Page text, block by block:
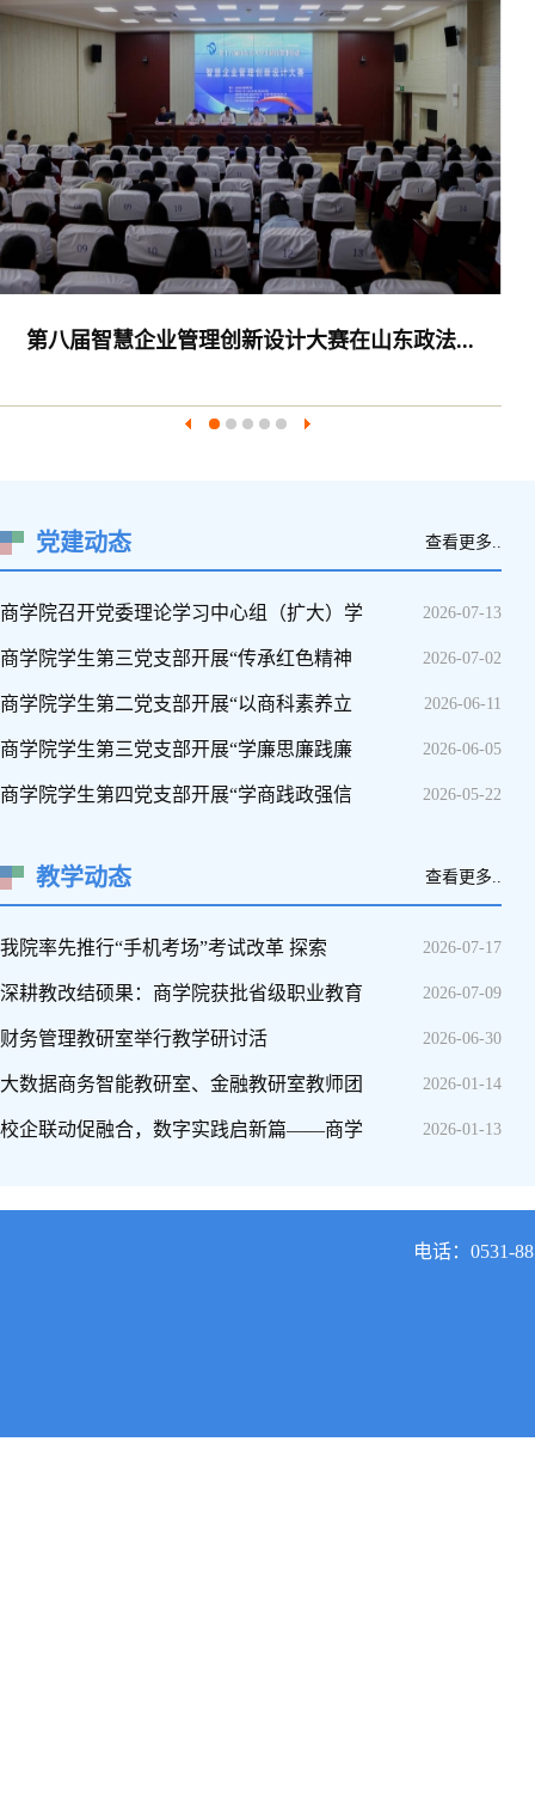
第八届智慧企业管理创新设计大赛在山东政法...
党建动态 查看更多..
2026-07-13
商学院召开党委理论学习中心组（扩大）学
2026-07-02
商学院学生第三党支部开展“传承红色精神
2026-06-11
商学院学生第二党支部开展“以商科素养立
2026-06-05
商学院学生第三党支部开展“学廉思廉践廉
2026-05-22
商学院学生第四党支部开展“学商践政强信
教学动态 查看更多..
2026-07-17
我院率先推行“手机考场”考试改革 探索
2026-07-09
深耕教改结硕果：商学院获批省级职业教育
2026-06-30
财务管理教研室举行教学研讨活
2026-01-14
大数据商务智能教研室、金融教研室教师团
2026-01-13
校企联动促融合，数字实践启新篇——商学
电话：0531-